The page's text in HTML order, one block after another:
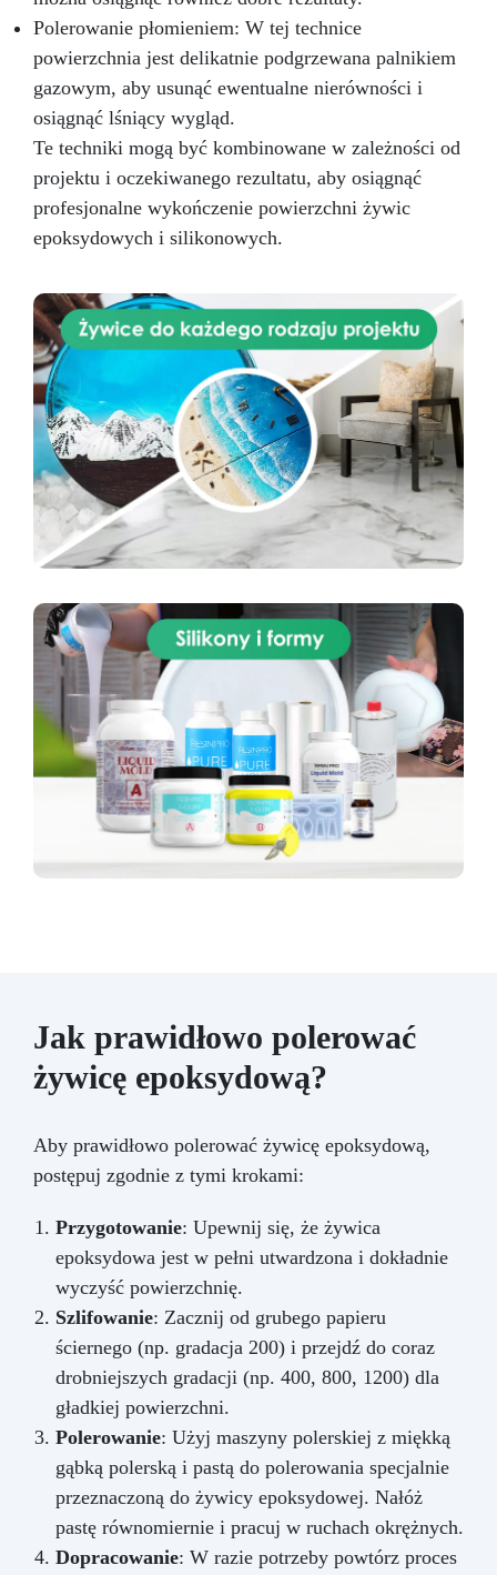
Polerowanie płomieniem: W tej technice
powierzchnia jest delikatnie podgrzewana palnikiem
gazowym, aby usunąć ewentualne nierówności i
osiągnąć lśniący wygląd.
Te techniki mogą być kombinowane w zależności od
projektu i oczekiwanego rezultatu, aby osiągnąć
profesjonalne wykończenie powierzchni żywic
epoksydowych i silikonowych.
Jak prawidłowo polerować
żywicę epoksydową?
Aby prawidłowo polerować żywicę epoksydową,
postępuj zgodnie z tymi krokami:
Przygotowanie: Upewnij się, że żywica
epoksydowa jest w pełni utwardzona i dokładnie
wyczyść powierzchnię.
Szlifowanie: Zacznij od grubego papieru
ściernego (np. gradacja 200) i przejdź do coraz
drobniejszych gradacji (np. 400, 800, 1200) dla
gładkiej powierzchni.
Polerowanie: Użyj maszyny polerskiej z miękką
gąbką polerską i pastą do polerowania specjalnie
przeznaczoną do żywicy epoksydowej. Nałóż
pastę równomiernie i pracuj w ruchach okrężnych.
Dopracowanie: W razie potrzeby powtórz proces